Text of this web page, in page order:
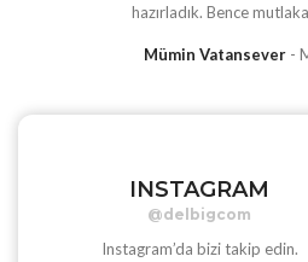
hazırladık. Bence
Mümin Vatansever
INSTAGRAM
@delbigcom
Instagram’da bizi takip edin.